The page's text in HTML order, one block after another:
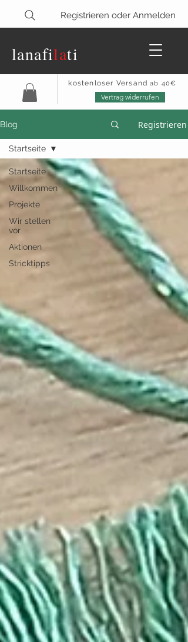
lanafilati
kostenloser Versandab 40€
Registrieren oder Anmelden
Vertrag widerrufen
Blog Registrieren
Startseite
Willkommen
Projekte
Wir stellen
vor
Aktionen
Stricktipps
Startseite